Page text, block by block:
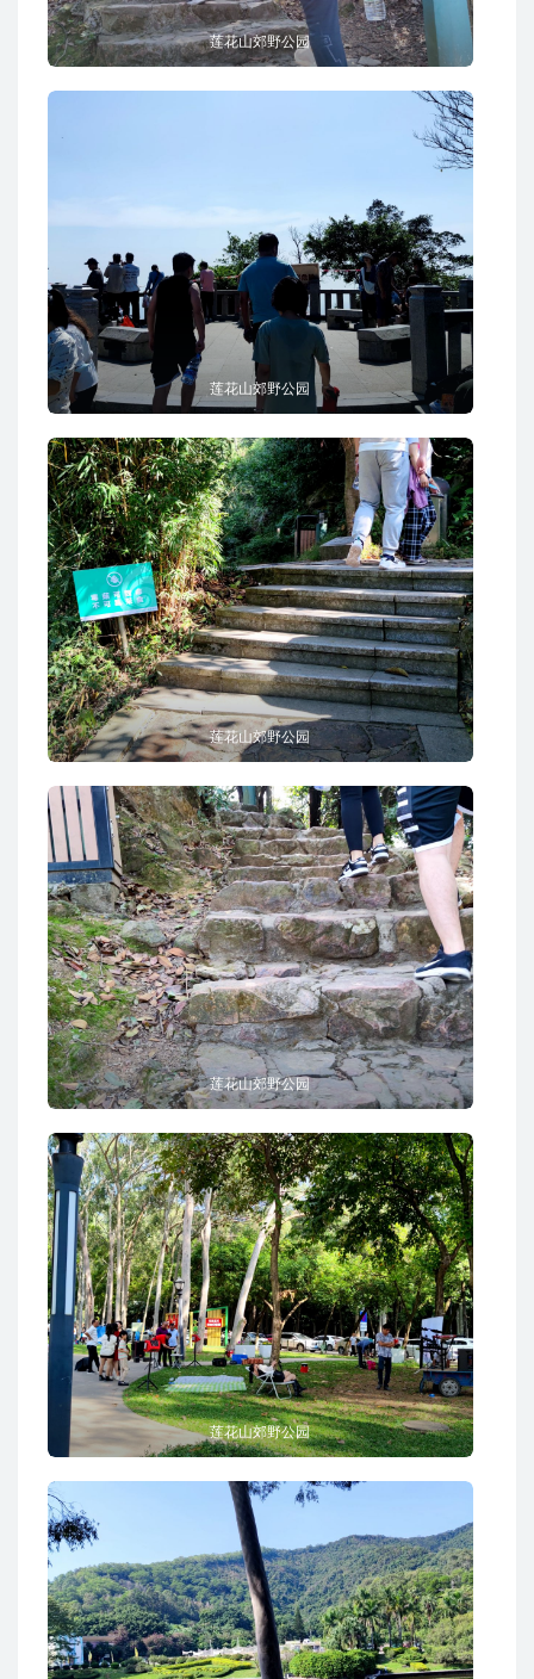
莲花山郊野公园
莲花山郊野公园
莲花山郊野公园
莲花山郊野公园
莲花山郊野公园